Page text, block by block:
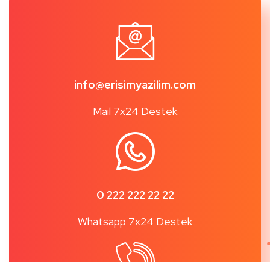
info@erisimyazilim.com
Mail 7x24 Destek
0 222 222 22 22
Whatsapp 7x24 Destek